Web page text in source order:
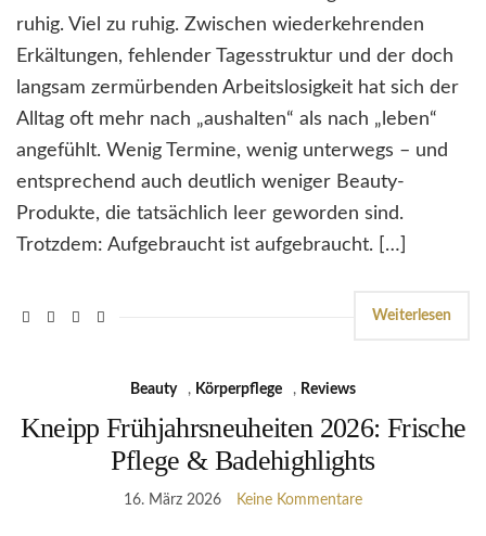
ruhig. Viel zu ruhig. Zwischen wiederkehrenden
Erkältungen, fehlender Tagesstruktur und der doch
langsam zermürbenden Arbeitslosigkeit hat sich der
Alltag oft mehr nach „aushalten“ als nach „leben“
angefühlt. Wenig Termine, wenig unterwegs – und
entsprechend auch deutlich weniger Beauty-
Produkte, die tatsächlich leer geworden sind.
Trotzdem: Aufgebraucht ist aufgebraucht. […]
Weiterlesen
Beauty , Körperpflege , Reviews
Kneipp Frühjahrsneuheiten 2026: Frische
Pflege & Badehighlights
16. März 2026 Keine Kommentare